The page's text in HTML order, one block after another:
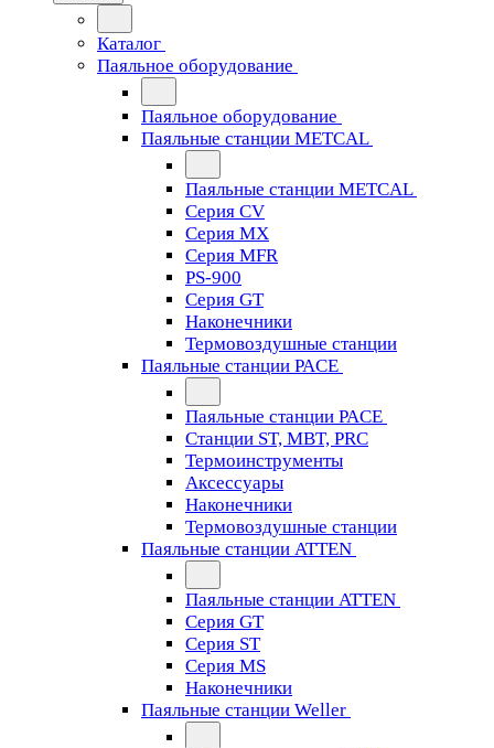
Каталог
Паяльное оборудование
Паяльное оборудование
Паяльные станции METCAL
Паяльные станции METCAL
Серия CV
Серия MX
Серия MFR
PS-900
Серия GT
Наконечники
Термовоздушные станции
Паяльные станции PACE
Паяльные станции PACE
Станции ST, MBT, PRC
Термоинструменты
Аксессуары
Наконечники
Термовоздушные станции
Паяльные станции ATTEN
Паяльные станции ATTEN
Серия GT
Серия ST
Серия MS
Наконечники
Паяльные станции Weller